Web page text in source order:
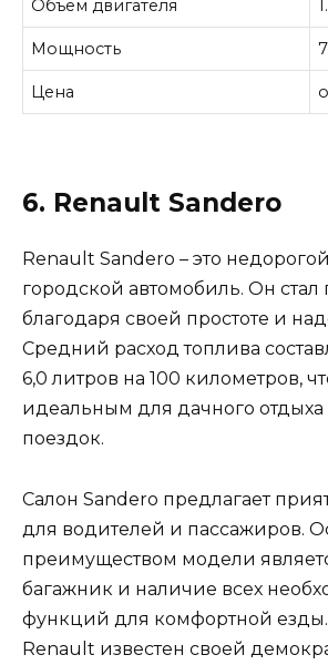
Объем двигателя
Мощность
Цена
6. Renault Sandero
Renault Sandero – это
городской автомобиль. Он стал
благодаря своей простоте и
Средний расход топлива
6,0 литров на 100 километров,
идеальным для дачного отдыха
поездок.
Салон Sandero предлагает
для водителей и пассажиров.
преимуществом модели
багажник и наличие всех
функций для комфортной
Renault известен своей